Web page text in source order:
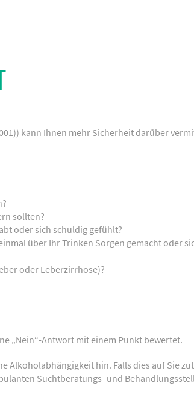
kann Ihnen mehr Sicherheit darüber
sollten?
oder sich schuldig gefühlt?
über Ihr Trinken Sorgen gemacht oder
oder Leberzirrhose)?
„Nein“-Antwort mit einem Punkt bewertet.
hin. Falls dies auf Sie
Suchtberatungs- und